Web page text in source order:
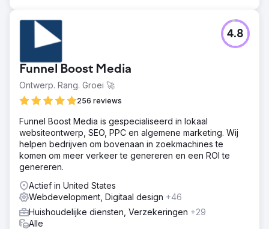
residentiële afvalcontainerverhuur.
Funnel Boost Media
Ontwerp. Rang. Groei 🚀
256 reviews
4.8
Funnel Boost Media is gespecialiseerd in lokaal
websiteontwerp, SEO, PPC en algemene marketing. Wij
helpen bedrijven om bovenaan in zoekmachines te
komen om meer verkeer te genereren en een ROI te
genereren.
Actief in United States
Webdevelopment, Digitaal design +46
Huishoudelijke diensten, Verzekeringen +29
Alle